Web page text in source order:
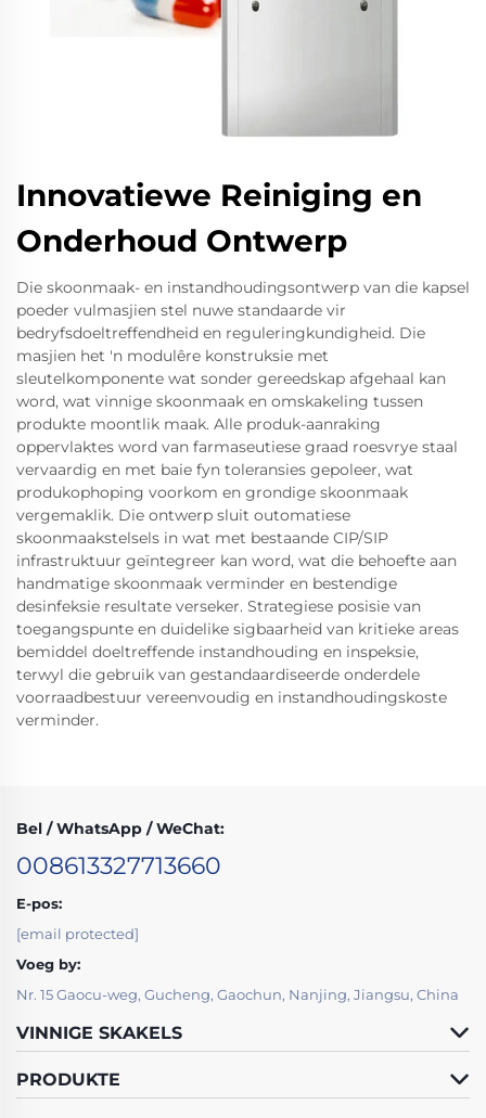
Innovatiewe Reiniging en
Onderhoud Ontwerp
Die skoonmaak- en instandhoudingsontwerp van die kapsel
poeder vulmasjien stel nuwe standaarde vir
bedryfsdoeltreffendheid en reguleringkundigheid. Die
masjien het 'n modulêre konstruksie met
sleutelkomponente wat sonder gereedskap afgehaal kan
word, wat vinnige skoonmaak en omskakeling tussen
produkte moontlik maak. Alle produk-aanraking
oppervlaktes word van farmaseutiese graad roesvrye staal
vervaardig en met baie fyn toleransies gepoleer, wat
produkophoping voorkom en grondige skoonmaak
vergemaklik. Die ontwerp sluit outomatiese
skoonmaakstelsels in wat met bestaande CIP/SIP
infrastruktuur geïntegreer kan word, wat die behoefte aan
handmatige skoonmaak verminder en bestendige
desinfeksie resultate verseker. Strategiese posisie van
toegangspunte en duidelike sigbaarheid van kritieke areas
bemiddel doeltreffende instandhouding en inspeksie,
terwyl die gebruik van gestandaardiseerde onderdele
voorraadbestuur vereenvoudig en instandhoudingskoste
verminder.
Bel / WhatsApp / WeChat:
008613327713660
E-pos:
[email protected]
Voeg by:
Nr. 15 Gaocu-weg, Gucheng, Gaochun, Nanjing, Jiangsu, China
VINNIGE SKAKELS
PRODUKTE